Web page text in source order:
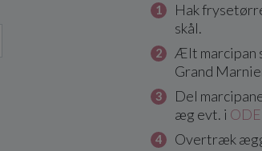
Hak
skål.
Ælt marcipan
Grand
Del
æg evt. i
Overtræk